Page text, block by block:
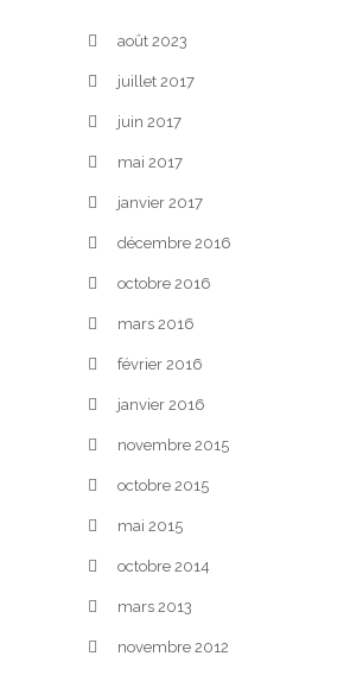
août 2023
juillet 2017
juin 2017
mai 2017
janvier 2017
décembre 2016
octobre 2016
mars 2016
février 2016
janvier 2016
novembre 2015
octobre 2015
mai 2015
octobre 2014
mars 2013
novembre 2012